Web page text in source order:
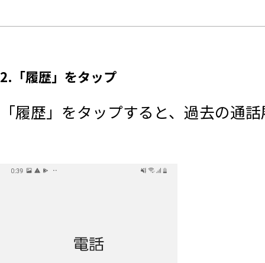
2.「履歴」をタップ
「履歴」をタップすると、過去の通